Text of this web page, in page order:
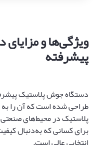
ویژگی‌ها و
پیشرفته
دستگاه جوش پلاستیک
طراحی شده است که آن را به
پلاستیک در محیط‌های
برای کسانی که به‌دنبال